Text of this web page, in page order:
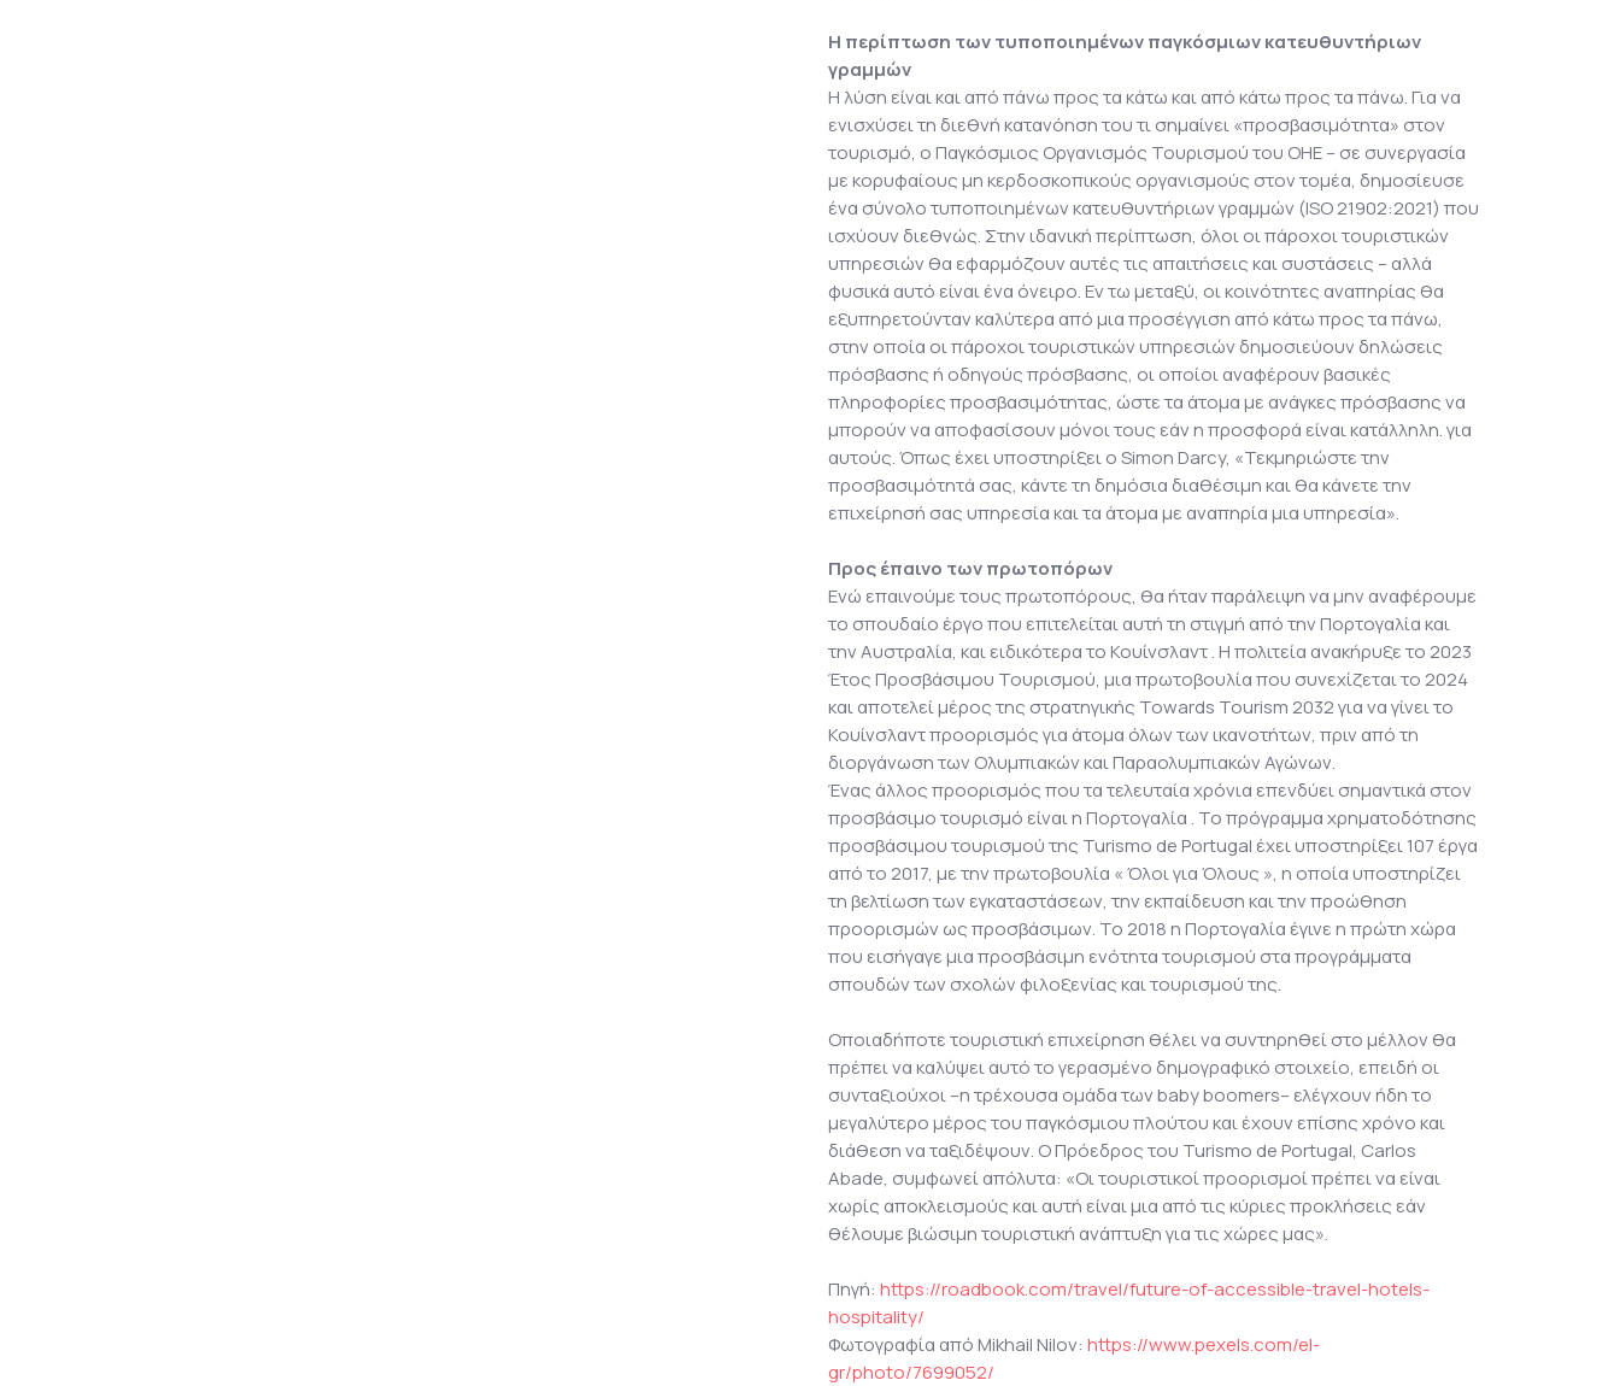
Η περίπτωση των τυποποιημένων παγκόσμιων κατευθυντήριων
γραμμών
Η λύση είναι και από πάνω προς τα κάτω και από κάτω προς τα πάνω. Για να
ενισχύσει τη διεθνή κατανόηση του τι σημαίνει «προσβασιμότητα» στον
τουρισμό, ο Παγκόσμιος Οργανισμός Τουρισμού του ΟΗΕ – σε συνεργασία
με κορυφαίους μη κερδοσκοπικούς οργανισμούς στον τομέα, δημοσίευσε
ένα σύνολο τυποποιημένων κατευθυντήριων γραμμών (ISO 21902:2021) που
ισχύουν διεθνώς. Στην ιδανική περίπτωση, όλοι οι πάροχοι τουριστικών
υπηρεσιών θα εφαρμόζουν αυτές τις απαιτήσεις και συστάσεις – αλλά
φυσικά αυτό είναι ένα όνειρο. Εν τω μεταξύ, οι κοινότητες αναπηρίας θα
εξυπηρετούνταν καλύτερα από μια προσέγγιση από κάτω προς τα πάνω,
στην οποία οι πάροχοι τουριστικών υπηρεσιών δημοσιεύουν δηλώσεις
πρόσβασης ή οδηγούς πρόσβασης, οι οποίοι αναφέρουν βασικές
πληροφορίες προσβασιμότητας, ώστε τα άτομα με ανάγκες πρόσβασης να
μπορούν να αποφασίσουν μόνοι τους εάν η προσφορά είναι κατάλληλη. για
αυτούς. Όπως έχει υποστηρίξει ο Simon Darcy, «Τεκμηριώστε την
προσβασιμότητά σας, κάντε τη δημόσια διαθέσιμη και θα κάνετε την
επιχείρησή σας υπηρεσία και τα άτομα με αναπηρία μια υπηρεσία».
Προς έπαινο των πρωτοπόρων
Ενώ επαινούμε τους πρωτοπόρους, θα ήταν παράλειψη να μην αναφέρουμε
το σπουδαίο έργο που επιτελείται αυτή τη στιγμή από την Πορτογαλία και
την Αυστραλία, και ειδικότερα το Κουίνσλαντ . Η πολιτεία ανακήρυξε το 2023
Έτος Προσβάσιμου Τουρισμού, μια πρωτοβουλία που συνεχίζεται το 2024
και αποτελεί μέρος της στρατηγικής Towards Tourism 2032 για να γίνει το
Κουίνσλαντ προορισμός για άτομα όλων των ικανοτήτων, πριν από τη
διοργάνωση των Ολυμπιακών και Παραολυμπιακών Αγώνων.
Ένας άλλος προορισμός που τα τελευταία χρόνια επενδύει σημαντικά στον
προσβάσιμο τουρισμό είναι η Πορτογαλία . Το πρόγραμμα χρηματοδότησης
προσβάσιμου τουρισμού της Turismo de Portugal έχει υποστηρίξει 107 έργα
από το 2017, με την πρωτοβουλία « Όλοι για Όλους », η οποία υποστηρίζει
τη βελτίωση των εγκαταστάσεων, την εκπαίδευση και την προώθηση
προορισμών ως προσβάσιμων. Το 2018 η Πορτογαλία έγινε η πρώτη χώρα
που εισήγαγε μια προσβάσιμη ενότητα τουρισμού στα προγράμματα
σπουδών των σχολών φιλοξενίας και τουρισμού της.
Οποιαδήποτε τουριστική επιχείρηση θέλει να συντηρηθεί στο μέλλον θα
πρέπει να καλύψει αυτό το γερασμένο δημογραφικό στοιχείο, επειδή οι
συνταξιούχοι –η τρέχουσα ομάδα των baby boomers– ελέγχουν ήδη το
μεγαλύτερο μέρος του παγκόσμιου πλούτου και έχουν επίσης χρόνο και
διάθεση να ταξιδέψουν. Ο Πρόεδρος του Turismo de Portugal, Carlos
Abade, συμφωνεί απόλυτα: «Οι τουριστικοί προορισμοί πρέπει να είναι
χωρίς αποκλεισμούς και αυτή είναι μια από τις κύριες προκλήσεις εάν
θέλουμε βιώσιμη τουριστική ανάπτυξη για τις χώρες μας».
Πηγή: https://roadbook.com/travel/future-of-accessible-travel-hotels-
hospitality/
Φωτογραφία από Mikhail Nilov: https://www.pexels.com/el-
gr/photo/7699052/